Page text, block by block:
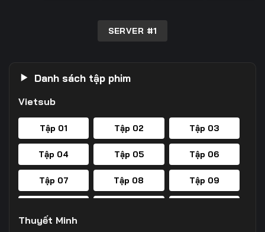
SERVER #1
Danh sách tập phim
Vietsub
Tập 01 Tập 02 Tập 03
Tập 04 Tập 05 Tập 06
Tập 07 Tập 08 Tập 09
Thuyết Minh